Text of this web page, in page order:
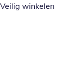
Veilig winkelen